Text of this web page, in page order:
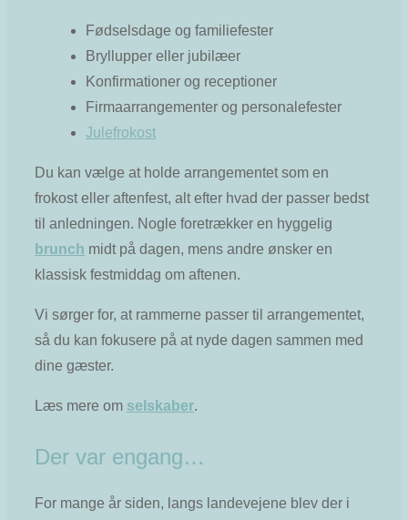
Fødselsdage og familiefester
Bryllupper eller jubilæer
Konfirmationer og receptioner
Firmaarrangementer og personalefester
Julefrokost
Du kan vælge at holde arrangementet som en
frokost eller aftenfest, alt efter hvad der passer bedst
til anledningen. Nogle foretrækker en hyggelig
brunch midt på dagen, mens andre ønsker en
klassisk festmiddag om aftenen.
Vi sørger for, at rammerne passer til arrangementet,
så du kan fokusere på at nyde dagen sammen med
dine gæster.
Læs mere om selskaber.
Der var engang…
For mange år siden, langs landevejene blev der i